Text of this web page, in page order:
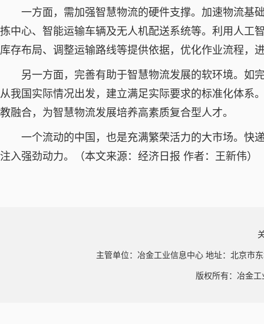
一方面，需加强智慧物流的硬件支撑。加速物流基
拣中心、智能运输车辆及无人机配送系统等。利用人工
库存布局、调整运输路线等提供依据，优化作业流程，
另一方面，完善有助于智慧物流发展的软环境。如
从我国实际情况出发，建立满足实际要求的标准化体系
教融合，为智慧物流发展培养高素质复合型人才。
一个流动的中国，也是充满繁荣活力的大市场。快
注入强劲动力。（本文来源：经济日报 作者：王新伟）
主管单位：冶金工业信息中心 地址：北京市
版权所有：冶金